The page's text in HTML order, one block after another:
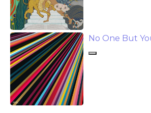
No One But